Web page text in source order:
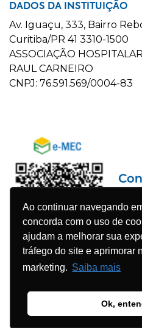
Ao continuar navegando
concorda com o uso de
ajudam a melhorar sua
tráfego do site e aprimorar
marketing. Saiba mais
Ok,
DADOS DA INSTITUIÇÃO
Av. Iguaçu, 333, Bairro
Curitiba/PR 41 3310-1500
ASSOCIAÇÃO
RAUL CARNEIRO
CNPJ: 76.591.569/0004-83
© 2023 Faculdade Pequeno